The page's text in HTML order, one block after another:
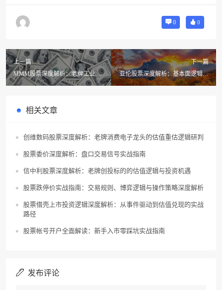
0 0
上一篇
MMM股票深度解析：老牌工业巨
头的价值重估逻辑与投资边界梳理
下一篇
亚伦股票深度解析：基本面逻辑与
投资价值实战指南
相关文章
创维数码股票深度解析：老牌消费电子龙头的估值重估逻辑研判
股票委价深度解析：盘口交易信号实战指南
信中利股票深度解析：老牌创投标的的估值逻辑与投资机遇
股票跌停价实战指南：交易规则、博弈逻辑与操作策略深度解析
股票借壳上市投资逻辑深度解析：从事件驱动到估值兑现的实战
路径
股票帐号开户全面解读：新手入市零踩坑实战指南
发布评论